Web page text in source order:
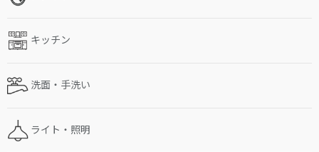
キッチン
洗面・手洗い
ライト・照明